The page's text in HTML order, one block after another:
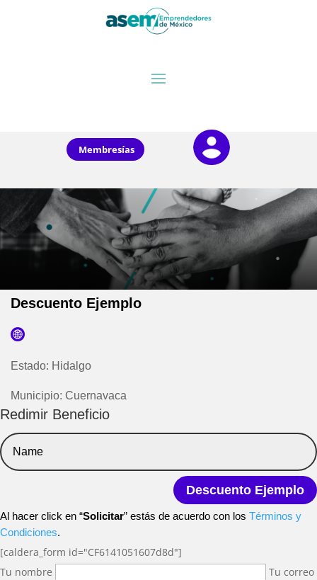
Membresías
Descuento Ejemplo
Estado: Hidalgo
Municipio: Cuernavaca
Redimir Beneficio
Descuento Ejemplo
Al hacer click en “Solicitar” estás de acuerdo con los Términos y
Condiciones.
[caldera_form id="CF6141051607d8d"]
Tu nombre
Tu correo